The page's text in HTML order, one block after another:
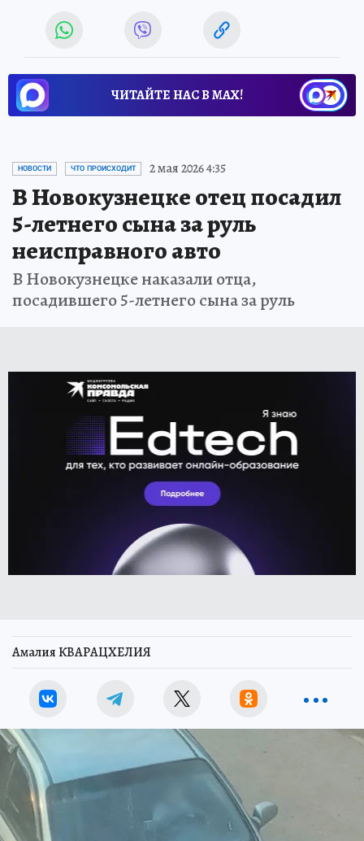
ЧИТАЙТЕ НАС В МАХ!
НОВОСТИ ЧТО ПРОИСХОДИТ 2 мая 2026 4:35
В Новокузнецке отец посадил
5-летнего сына за руль
неисправного авто
В Новокузнецке наказали отца,
посадившего 5-летнего сына за руль
Амалия КВАРАЦХЕЛИЯ